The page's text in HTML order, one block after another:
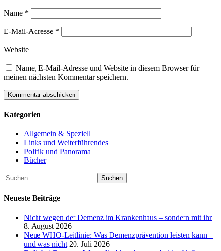
Name *
E-Mail-Adresse *
Website
Name, E-Mail-Adresse und Website in diesem Browser für
meinen nächsten Kommentar speichern.
Kategorien
Allgemein & Speziell
Links und Weiterführendes
Politik und Panorama
Bücher
Suchen
nach:
Neueste Beiträge
Nicht wegen der Demenz im Krankenhaus – sondern mit ihr
8. August 2026
Neue WHO-Leitlinie: Was Demenzprävention leisten kann –
und was nicht 20. Juli 2026